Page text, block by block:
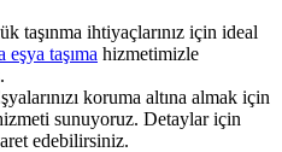
taşınma ihtiyaçlarınız için ideal
eşya taşıma hizmetimizle
koruma altına almak için
sunuyoruz. Detaylar için
edebilirsiniz.